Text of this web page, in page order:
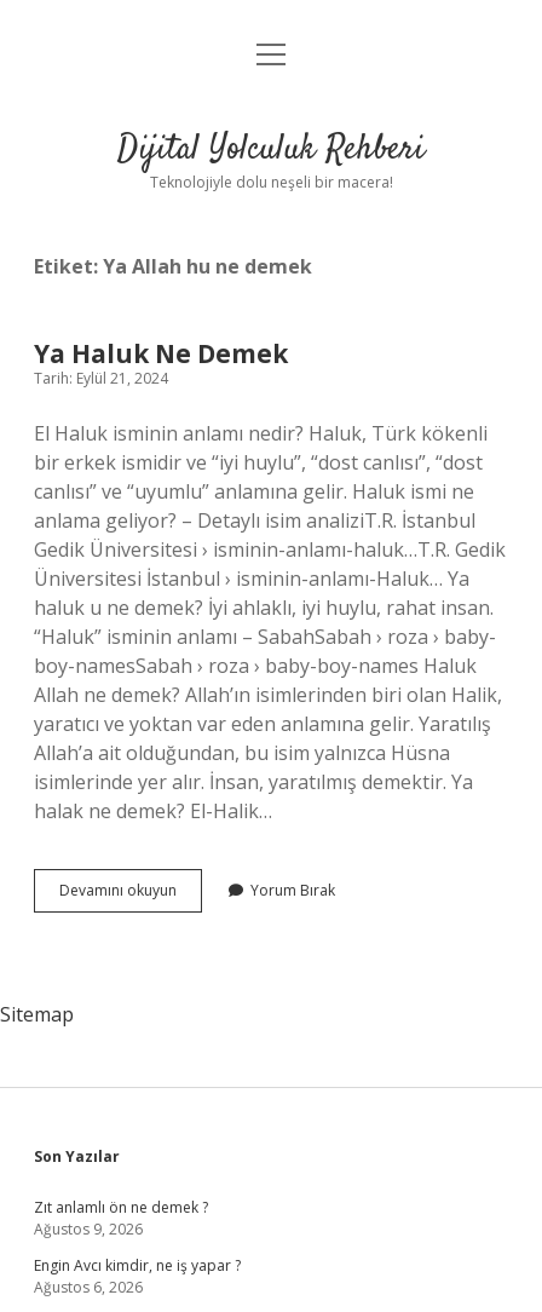
Anasayfa
Yasal Uyarı
menüyü
Dijital Yolculuk Rehberi
Teknolojiyle dolu neşeli bir macera!
Etiket:Ya Allah hu ne demek
Ya Haluk Ne Demek
Tarih: Eylül 21, 2024
El Haluk isminin anlamı nedir? Haluk, Türk kökenli
bir erkek ismidir ve “iyi huylu”, “dost canlısı”, “dost
canlısı” ve “uyumlu” anlamına gelir. Haluk ismi ne
anlama geliyor? – Detaylı isim analiziT.R. İstanbul
Gedik Üniversitesi › isminin-anlamı-haluk…T.R. Gedik
Üniversitesi İstanbul › isminin-anlamı-Haluk… Ya
haluk u ne demek? İyi ahlaklı, iyi huylu, rahat insan.
“Haluk” isminin anlamı – SabahSabah › roza › baby-
boy-namesSabah › roza › baby-boy-names Haluk
Allah ne demek? Allah’ın isimlerinden biri olan Halik,
yaratıcı ve yoktan var eden anlamına gelir. Yaratılış
Allah’a ait olduğundan, bu isim yalnızca Hüsna
isimlerinde yer alır. İnsan, yaratılmış demektir. Ya
halak ne demek? El-Halik…
Devamını okuyun
Haluk
Yorum Bırak
Sitemap
Sidebar
Son Yazılar
Zıt anlamlı ön ne demek ?
Ağustos 9, 2026
Engin Avcı kimdir, ne iş yapar ?
Ağustos 6, 2026